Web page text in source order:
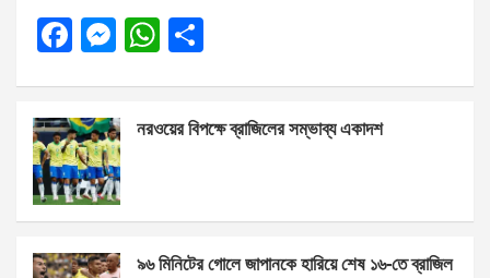
F
b
o
o
k
M
n
g
er
W
s
p
e
নরওয়ের বিপক্ষে ব্রাজিলের সম্ভাব্য একাদশ
৯৬ মিনিটের গোলে জাপানকে হারিয়ে শেষ ১৬-তে ব্রাজিল